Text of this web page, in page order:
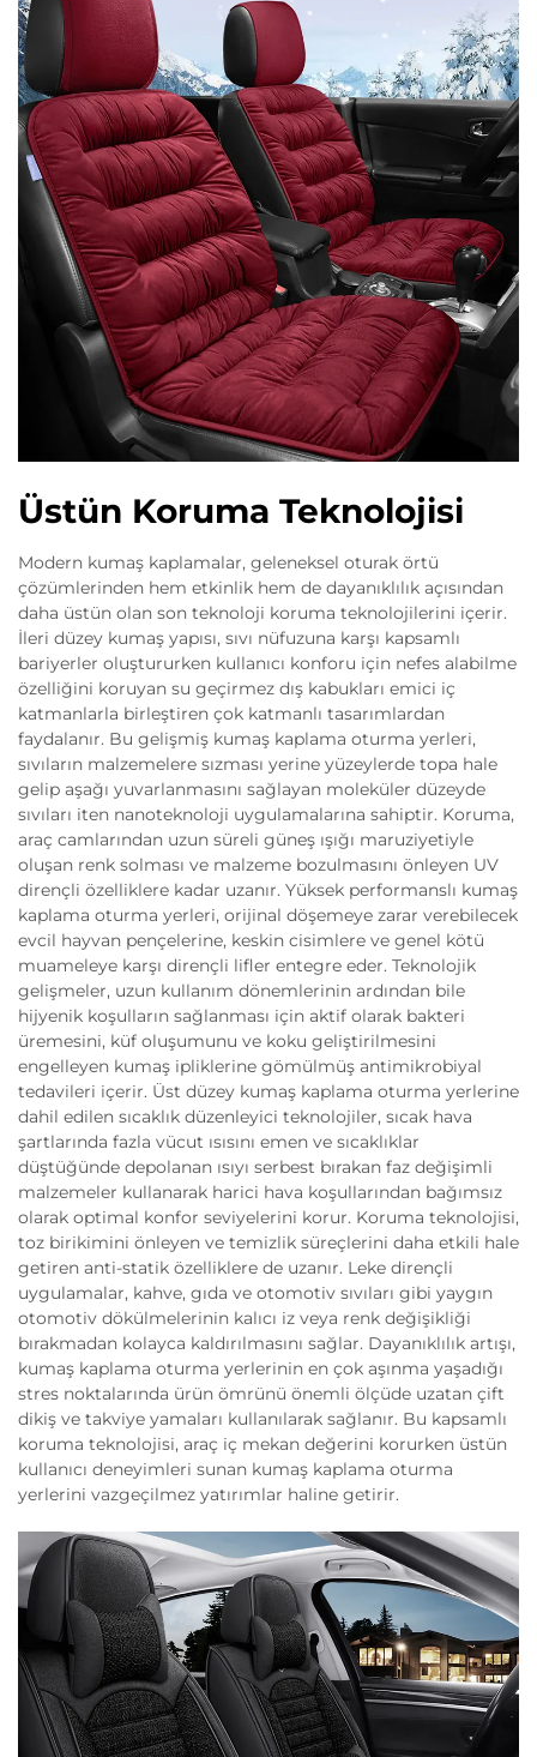
Üstün Koruma Teknolojisi
Modern kumaş kaplamalar, geleneksel oturak örtü
çözümlerinden hem etkinlik hem de dayanıklılık açısından
daha üstün olan son teknoloji koruma teknolojilerini içerir.
İleri düzey kumaş yapısı, sıvı nüfuzuna karşı kapsamlı
bariyerler oluştururken kullanıcı konforu için nefes alabilme
özelliğini koruyan su geçirmez dış kabukları emici iç
katmanlarla birleştiren çok katmanlı tasarımlardan
faydalanır. Bu gelişmiş kumaş kaplama oturma yerleri,
sıvıların malzemelere sızması yerine yüzeylerde topa hale
gelip aşağı yuvarlanmasını sağlayan moleküler düzeyde
sıvıları iten nanoteknoloji uygulamalarına sahiptir. Koruma,
araç camlarından uzun süreli güneş ışığı maruziyetiyle
oluşan renk solması ve malzeme bozulmasını önleyen UV
dirençli özelliklere kadar uzanır. Yüksek performanslı kumaş
kaplama oturma yerleri, orijinal döşemeye zarar verebilecek
evcil hayvan pençelerine, keskin cisimlere ve genel kötü
muameleye karşı dirençli lifler entegre eder. Teknolojik
gelişmeler, uzun kullanım dönemlerinin ardından bile
hijyenik koşulların sağlanması için aktif olarak bakteri
üremesini, küf oluşumunu ve koku geliştirilmesini
engelleyen kumaş ipliklerine gömülmüş antimikrobiyal
tedavileri içerir. Üst düzey kumaş kaplama oturma yerlerine
dahil edilen sıcaklık düzenleyici teknolojiler, sıcak hava
şartlarında fazla vücut ısısını emen ve sıcaklıklar
düştüğünde depolanan ısıyı serbest bırakan faz değişimli
malzemeler kullanarak harici hava koşullarından bağımsız
olarak optimal konfor seviyelerini korur. Koruma teknolojisi,
toz birikimini önleyen ve temizlik süreçlerini daha etkili hale
getiren anti-statik özelliklere de uzanır. Leke dirençli
uygulamalar, kahve, gıda ve otomotiv sıvıları gibi yaygın
otomotiv dökülmelerinin kalıcı iz veya renk değişikliği
bırakmadan kolayca kaldırılmasını sağlar. Dayanıklılık artışı,
kumaş kaplama oturma yerlerinin en çok aşınma yaşadığı
stres noktalarında ürün ömrünü önemli ölçüde uzatan çift
dikiş ve takviye yamaları kullanılarak sağlanır. Bu kapsamlı
koruma teknolojisi, araç iç mekan değerini korurken üstün
kullanıcı deneyimleri sunan kumaş kaplama oturma
yerlerini vazgeçilmez yatırımlar haline getirir.